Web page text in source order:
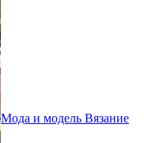
Мода и модель Вязание